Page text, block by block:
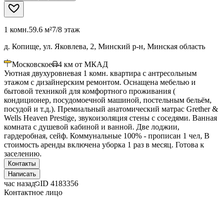
1 комн.59.6 м²7/8 этаж
д. Копище, ул. Яковлева, 2, Минский р-н, Минская область
Московское 4 км от МКАД
Уютная двухуровневая 1 комн. квартира с антресольным
этажом с дизайнерским ремонтом. Оснащена мебелью и
бытовой техникой для комфортного проживания (
кондиционер, посудомоечной машиной, постельным бельём,
посудой и т.д.). Премиальный анатомический матрас Grether &
Wells Heaven Prestige, звукоизоляция стены с соседями. Ванная
комната с душевой кабиной и ванной. Две лоджии,
гардеробная, сейф. Коммунальные 100% - прописан 1 чел, В
стоимость аренды включена уборка 1 раз в месяц. Готова к
заселению.
Контакты
Написать
час назад ID 4183356
Контактное лицо